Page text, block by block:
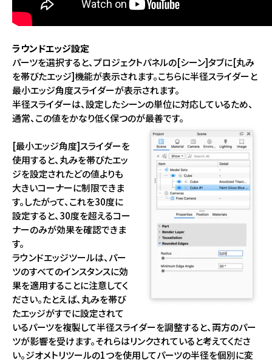
ラウンドエッジ設定
パーツを選択すると、プロジェクトパネルの[シーン]タブに[丸み
を帯びたエッジ]機能が表示されます。こちらに半径スライダーと
最小エッジ角度スライダーが表示されます。
半径スライダーは、設定したシーンの単位に対応しているため、
通常、この値をかなり低く保つのが最善です。
[最小エッジ角度]スライダーを
使用すると、丸みを帯びたエッ
ジを設定されたどの値よりも
大きいコーナーに制限できま
す。したがって、これを30度に
設定すると、30度を超えるコー
ナーのみが効果を確認できま
す。
ラウンドエッジツールは、パー
ツのすべてのインスタンスに効
果を適用することに注意してく
ださい。たとえば、丸みを帯び
たエッジがすでに設定されて
いるパーツを複製して半径スライダーを調整すると、両方のパー
ツが影響を受けます。それらはリンクされていると考えてくださ
い。ジオメトリツールの1つを使用してパーツの半径を個別に変